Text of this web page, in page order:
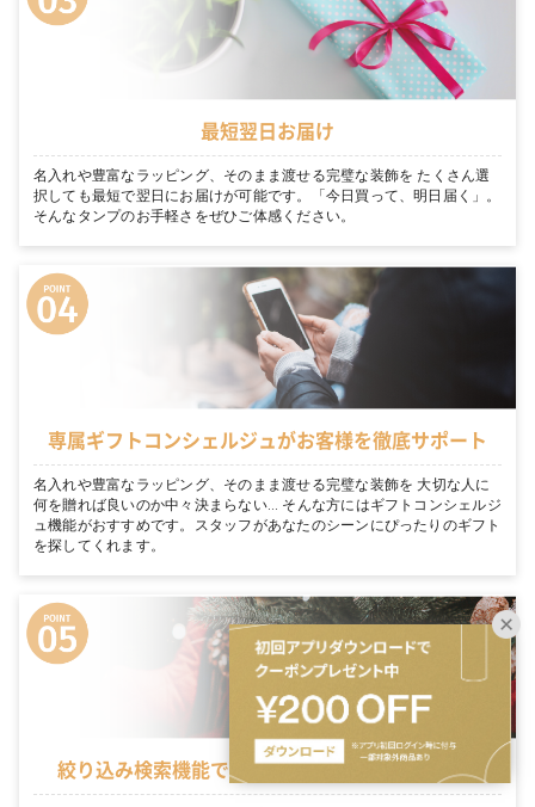
最短翌日お届け
名入れや豊富なラッピング、そのまま渡せる完璧な装飾を たくさん選
択しても最短で翌日にお届けが可能です。「今日買って、明日届く」。
そんなタンプのお手軽さをぜひご体感ください。
専属ギフトコンシェルジュがお客様を徹底サポート
名入れや豊富なラッピング、そのまま渡せる完璧な装飾を 大切な人に
何を贈れば良いのか中々決まらない… そんな方にはギフトコンシェルジ
ュ機能がおすすめです。スタッフがあなたのシーンにぴったりのギフト
を探してくれます。
絞り込み検索機能でシーンに適切なギフトを表示